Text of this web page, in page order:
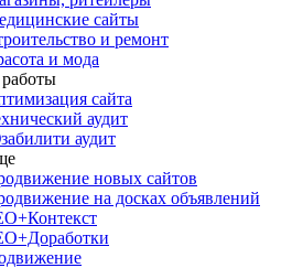
сайты
и ремонт
и мода
сайта
аудит
аудит
новых сайтов
на досках объявлений